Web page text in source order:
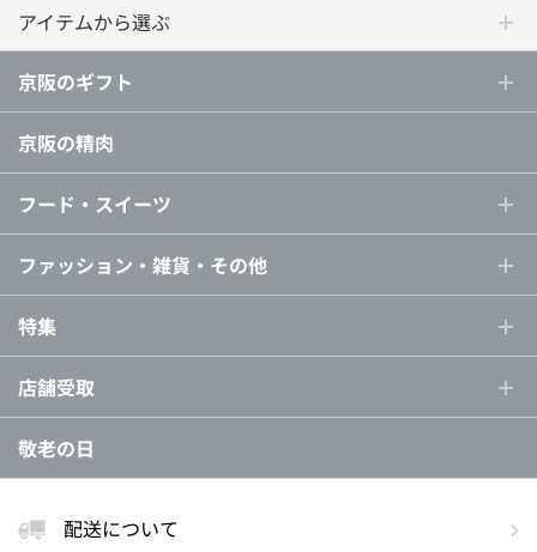
アイテムから選ぶ
京阪のギフト
京阪の精肉
フード・スイーツ
ファッション・雑貨・その他
特集
店舗受取
敬老の日
配送について